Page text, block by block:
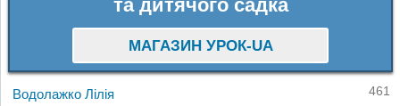
та дитячого садка
МАГАЗИН УРОК-UA
Водолажко Лілія 461